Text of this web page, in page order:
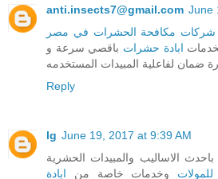
anti.insects7@gmail.com June
شركات مكافحة الحشرات في مصر
ابادة حشرات باقصي سرعة و
ضمان لفاعلية المبيدات المستخدمه
Reply
lg June 19, 2017 at 9:39 AM
الاساليب والمبيدات الحشرية
وخدمات خاصة من ابادة